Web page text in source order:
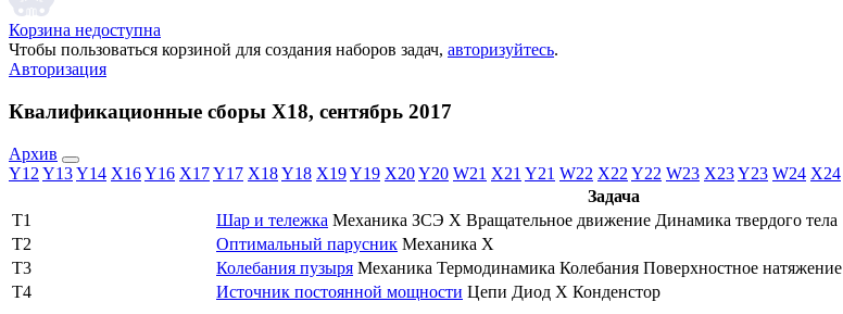
Корзина недоступна
Чтобы пользоваться корзиной для создания наборов задач, авторизуйтесь.
Авторизация
Квалификационные сборы X18, сентябрь 2017
Архив
Y12 Y13Y14 X16Y16 X17Y17 X18Y18 X19Y19 X20Y20 W21 X21 Y21 W22 X22 Y22 W23 X23Y23 W24 X24
Задача
T1
Шар и тележка Механика ЗСЭ X Вращательное движение Динамика твердого тела
T2
Оптимальный парусник Механика X
T3
Колебания пузыря Механика Термодинамика Колебания Поверхностное натяжение
T4
Источник постоянной мощности Цепи Диод X Конденстор